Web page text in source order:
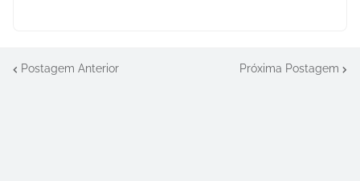
Postagem Anterior Próxima Postagem